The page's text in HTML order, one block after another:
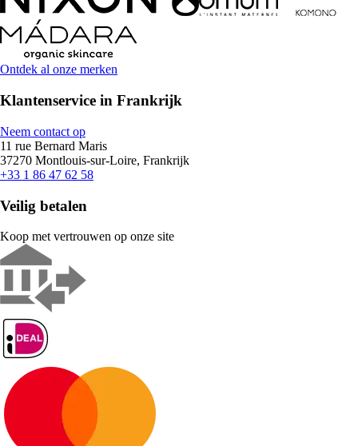
Ontdek al onze merken
Klantenservice in Frankrijk
Neem contact op
11 rue Bernard Maris
37270 Montlouis-sur-Loire, Frankrijk
+33 1 86 47 62 58
Veilig betalen
Koop met vertrouwen op onze site